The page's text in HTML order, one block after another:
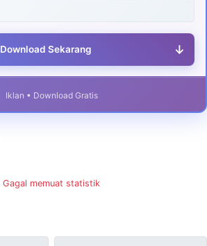
Download Sekarang ↓
Iklan • Download Gratis
Gagal memuat statistik